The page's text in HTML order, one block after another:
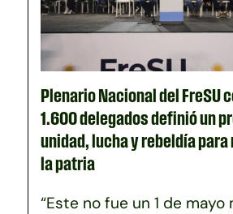
Plenario Nacional del FreSU
1.600 delegados definió un
unidad, lucha y rebeldía
la patria
“Este no fue un 1 de mayo